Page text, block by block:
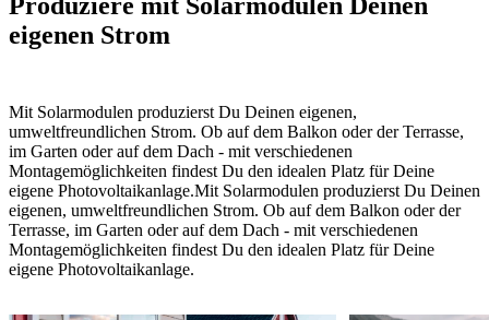
eigenen Strom
Mit Solarmodulen produzierst Du Deinen eigenen,
umweltfreundlichen Strom. Ob auf dem Balkon oder der Terrasse,
im Garten oder auf dem Dach - mit verschiedenen
Montagemöglichkeiten findest Du den idealen Platz für Deine
eigene Photovoltaikanlage.Mit Solarmodulen produzierst Du Deinen
eigenen, umweltfreundlichen Strom. Ob auf dem Balkon oder der
Terrasse, im Garten oder auf dem Dach - mit verschiedenen
Montagemöglichkeiten findest Du den idealen Platz für Deine
eigene Photovoltaikanlage.